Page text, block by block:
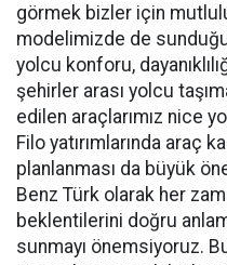
görmek bizler için
modelimizde de
yolcu konforu,
şehirler arası yolcu
edilen araçlarımız nice
Filo yatırımlarında araç
planlanması da büyük
Benz Türk olarak her
beklentilerini doğru
sunmayı önemsiyoruz.